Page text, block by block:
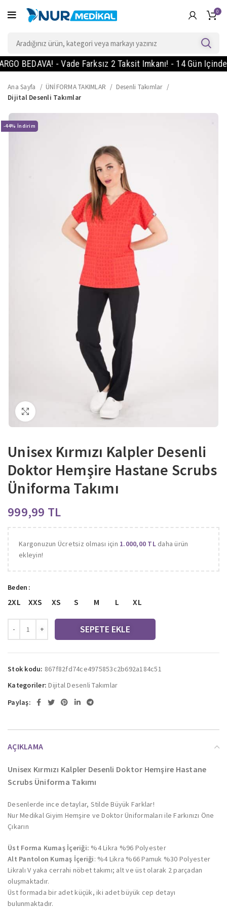
0
BEDAVA! - Vade Farksız 2 Taksit Imkanı! - 14 Gün Içinde
Ana Sayfa ÜNİFORMA TAKIMLAR
Desenli Takımlar
Dijital Desenli Takımlar
-44%
Büyütmek için tıklayın
Unisex Kırmızı Kalpler Desenli
Doktor Hemşire Hastane Scrubs
Üniforma Takımı
TL
Kargonuzun Ücretsiz olması için 1.000,00 TLdaha ürün
ekleyin!
Beden
2XL XXS XS S M L XL
SEPETE EKLE
Stok kodu: 867f82fd74ce4975853c2b692a184c51
Kategoriler: Dijital Desenli Takımlar
Paylaş:
AÇIKLAMA
Unisex Kırmızı Kalpler Desenli Doktor Hemşire Hastane
Scrubs Üniforma Takımı
Desenlerde ince detaylar, Stilde Büyük Farklar!
Nur Medikal Giyim Hemşire ve Doktor Üniformaları ile Farkınızı Öne
Çıkarın
Üst Forma Kumaş İçeriği: %4 Likra %96 Polyester
Alt Pantolon Kumaş İçeriği: %4 Likra %66 Pamuk %30 Polyester
Likralı V yaka cerrahi nöbet takımı; alt ve üst olarak 2 parçadan
oluşmaktadır.
Üst formada bir adet küçük, iki adet büyük cep detayı
bulunmaktadır.